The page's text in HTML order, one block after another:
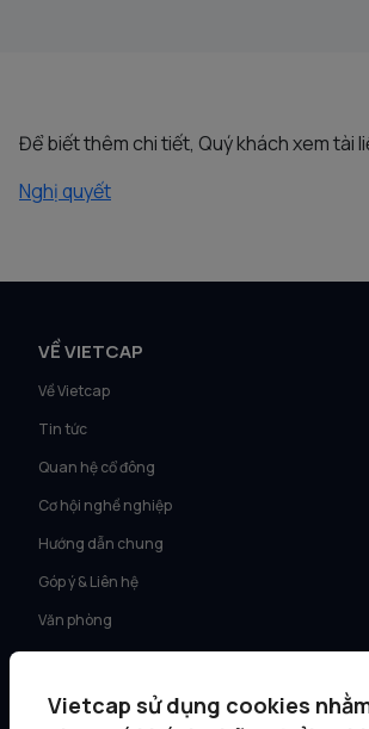
Để biết thêm chi tiết, Quý khách xem tài
Nghị quyết
VỀ VIETCAP
Về Vietcap
Tin tức
Quan hệ cổ đông
Cơ hội nghề nghiệp
Hướng dẫn chung
Góp ý & Liên hệ
Văn phòng
Tư vấn KH Cá nhân
Vietcap sử dụng cookies